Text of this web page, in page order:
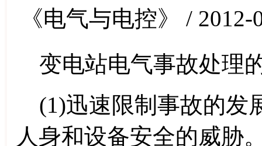
《电气与电控》 / 2012-
变电站电气事故处理
(1)迅速限制事故的发
人身和设备安全的威胁